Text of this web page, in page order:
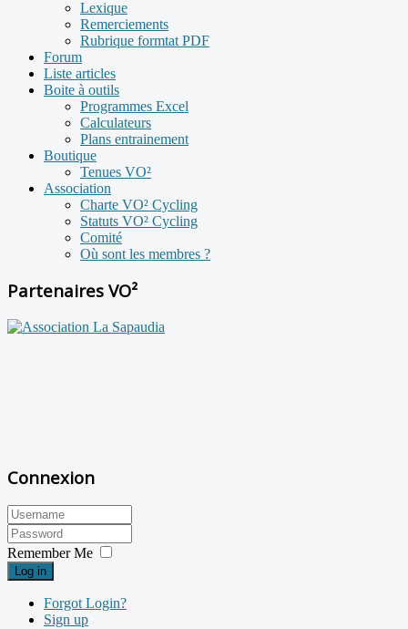
Lexique
Remerciements
Rubrique formtat PDF
Forum
Liste articles
Boite à outils
Programmes Excel
Calculateurs
Plans entrainement
Boutique
Tenues VO²
Association
Charte VO² Cycling
Statuts VO² Cycling
Comité
Où sont les membres ?
Partenaires VO²
Connexion
Remember Me
Log in
Forgot Login?
Sign up